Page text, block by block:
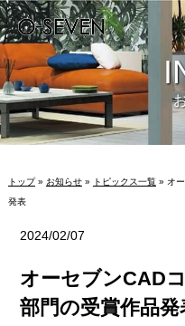
トップ» お知らせ» トピックス一覧» オー
発表
2024/02/07
オーセブンCAD
部門の受賞作品発